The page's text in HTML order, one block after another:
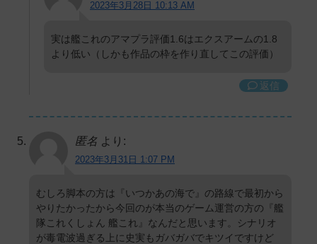
2023年3月28日 10:13 AM
実は艦これのアマプラ評価1.6はエクスアームの1.8
より低い（しかも作品の枠を作り直してこの評価）
返信
匿名 より:
2023年3月31日 1:07 PM
むしろ脚本の方は『いつかあの海で』の路線で最初から
やりたかったから今回のが本当のゲーム運営の方の『艦
隊これくしょん 艦これ』なんだと思います。シナリオ
が毒電波過ぎる上に史実もガバガバでキツイですけど